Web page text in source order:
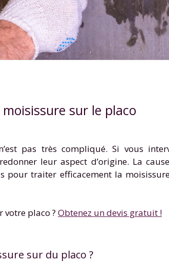
sur le placo
pas très compliqué. Si vous
leur aspect d’origine. La
pour traiter efficacement la
votre placo ? Obtenez un devis gratuit !
sur du placo ?